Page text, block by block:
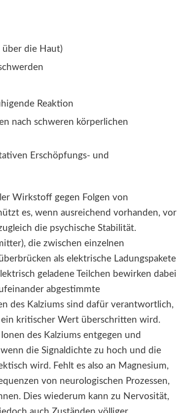
über die Haut)
Reaktion
nach schweren körperlichen
Erschöpfungs- und
Wirkstoff gegen Folgen von
es, wenn ausreichend vorhanden, vor
die psychische Stabilität.
die zwischen einzelnen
als elektrische Ladungspakete
geladene Teilchen bewirken dabei
abgestimmte
des Kalziums sind dafür verantwortlich,
kritischer Wert überschritten wird.
des Kalziums entgegen und
die Signaldichte zu hoch und die
wird. Fehlt es also an Magnesium,
von neurologischen Prozessen,
Dies wiederum kann zu Nervosität,